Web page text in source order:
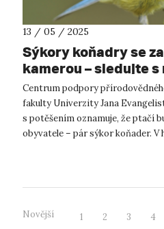
13 / 05 / 2025
Sýkory koňadry se
kamerou – sledujte
divadlo online
Centrum podpory
fakulty Univerzity Jana
s potěšením oznamuje, že ptačí
obyvatele – pár sýkor koňader. V
Novější 1 2 3 4